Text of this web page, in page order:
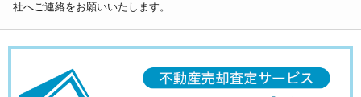
社へご連絡をお願いいたします。